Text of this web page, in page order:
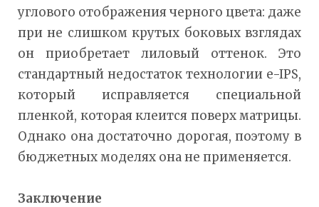
углового отображения черного цвета: даже
при не слишком крутых боковых взглядах
он приобретает лиловый оттенок. Это
стандартный недостаток технологии e-IPS,
который исправляется специальной
пленкой, которая клеится поверх матрицы.
Однако она достаточно дорогая, поэтому в
бюджетных моделях она не применяется.
Заключение